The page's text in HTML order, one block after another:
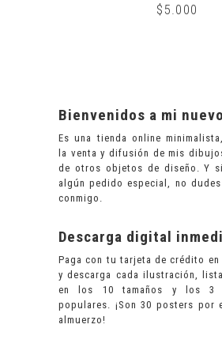
$ 5.000
Bienvenidos a mi
Es una tienda online
la venta y difusión de mis
de otros objetos de diseño. Y
algún pedido especial, no dudes
conmigo
Descarga digital
Paga con tu tarjeta de crédito en
y descarga cada ilustración,
en los 10 tamaños y los 3
populares. ¡Son 30 posters por
almuerzo!